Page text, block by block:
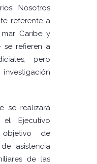
Nosotros
referente a
Caribe y
se refieren a
pero
se realizará
Ejecutivo
de
asistencia
de las